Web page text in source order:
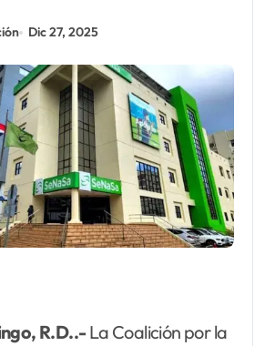
Dic 27, 2025
R.D..-La Coalición por la